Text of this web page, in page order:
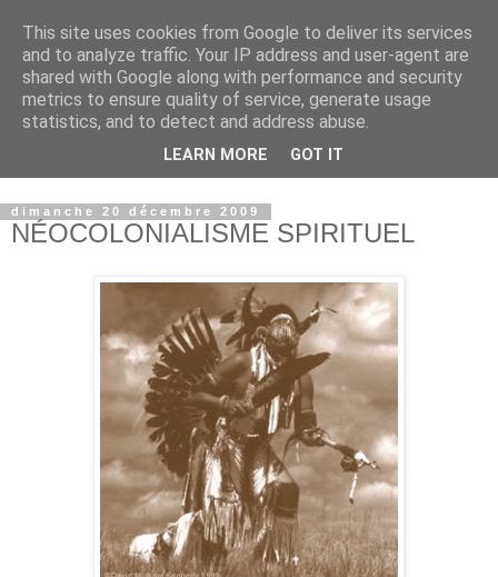
© copyright Jean-Luc Colnot, 2007-2026.
dimanche 20 décembre 2009
NÉOCOLONIALISME SPIRITUEL
This site uses cookies from Google to deliver its services
and to analyze traffic. Your IP address and user-agent are
shared with Google along with performance and security
metrics to ensure quality of service, generate usage
statistics, and to detect and address abuse.
LEARN MORE GOT IT